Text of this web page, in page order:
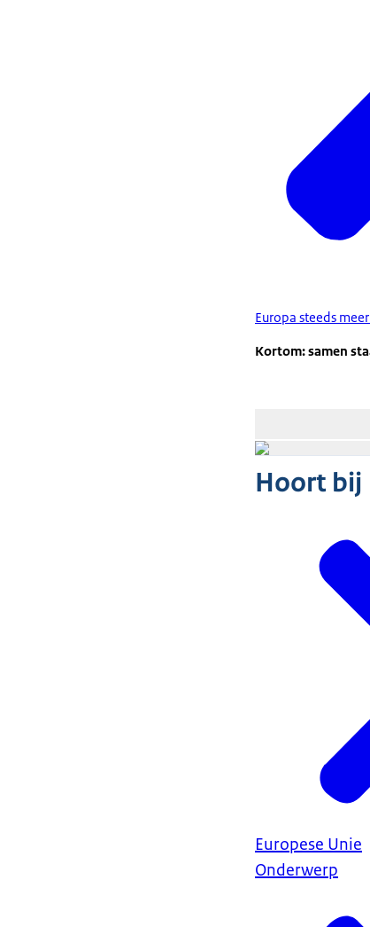
Europa steeds
Kortom: samen
Hoort bij
Europese Unie
Onderwerp